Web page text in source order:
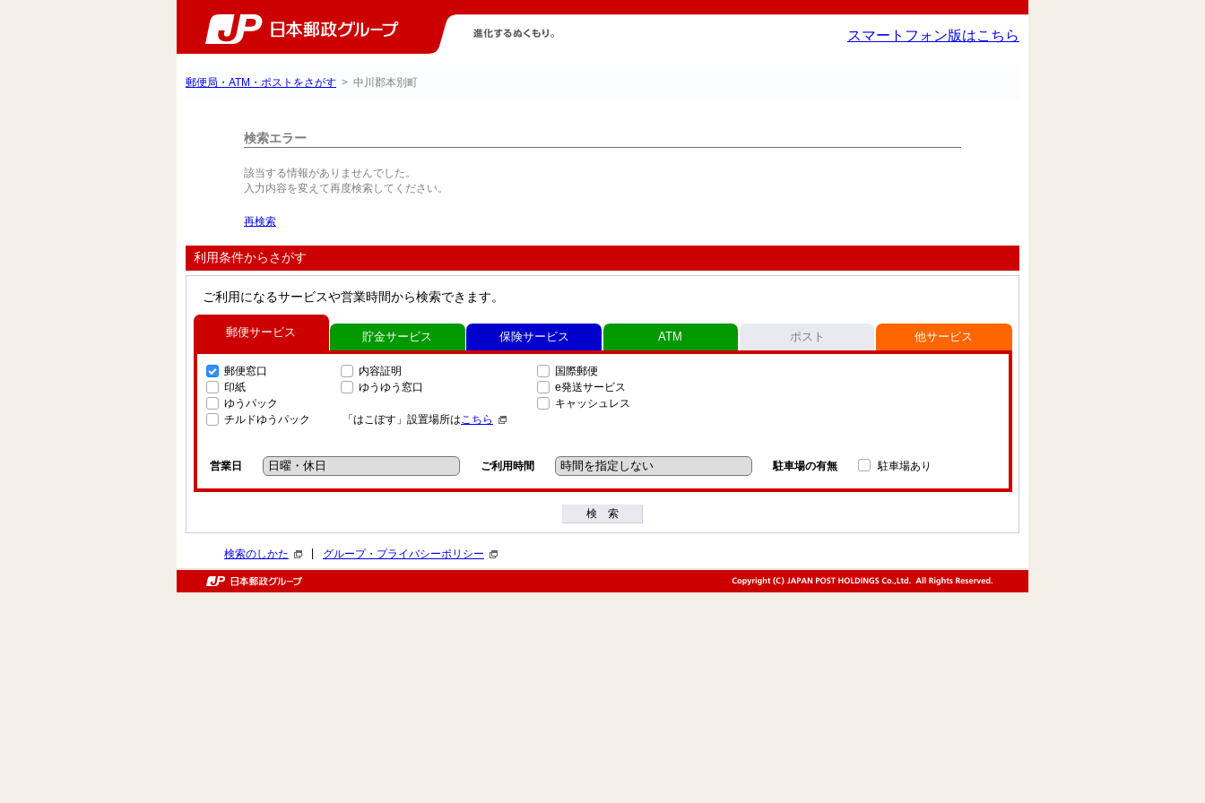
スマートフォン版はこちら
郵便局・ATM・ポストをさがす > 中川郡本別町
検索エラー
該当する情報がありませんでした。
入力内容を変えて再度検索してください。
再検索
利用条件からさがす
ご利用になるサービスや営業時間から検索できます。
郵便サービス
郵便窓口
印紙
ゆうパック
チルドゆうパック
内容証明
ゆうゆう窓口
「はこぽす」設置場所はこちら
国際郵便
e発送サービス
キャッシュレス
営業日 ご利用時間 駐車場の有無 駐車場あり
貯金サービス 保険サービス ATM ポスト 他サービス
検 索
検索のしかた グループ・プライバシーポリシー